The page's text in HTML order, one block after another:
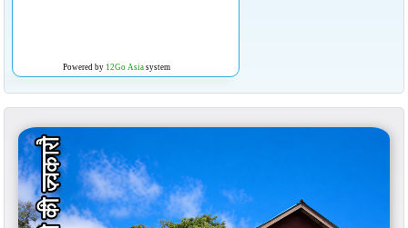
Powered by 12Go Asiasystem